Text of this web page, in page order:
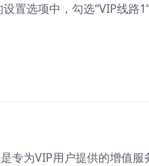
置选项中，勾选“VIP线路
专为VIP用户提供的增值服